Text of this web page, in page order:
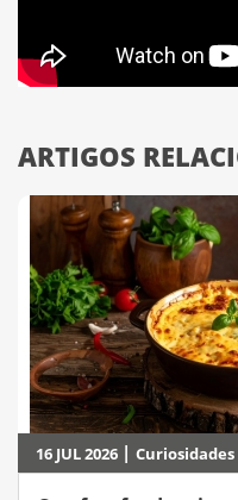
ARTIGOS
16 JUL 2026 | Curiosidades